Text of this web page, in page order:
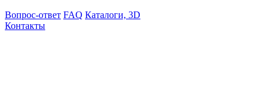
Вопрос-ответ FAQ Каталоги, 3D
Контакты